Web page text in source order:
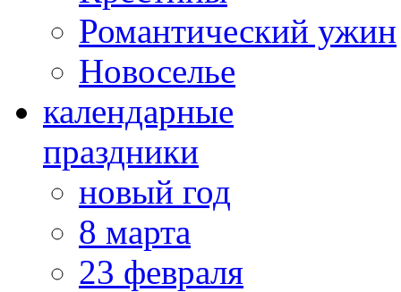
Романтический ужин
Новоселье
календарные
праздники
новый год
8 марта
23 февраля